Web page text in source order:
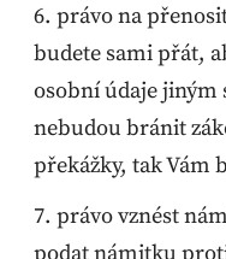
právo na
budete sami přát,
osobní údaje
nebudou bránit
překážky, tak Vám
právo vznést